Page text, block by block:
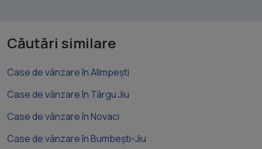
Căutări similare
Case de vânzare în Alimpești
Case de vânzare în Târgu Jiu
Case de vânzare în Novaci
Case de vânzare în Bumbești-Jiu